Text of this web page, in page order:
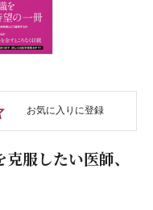
お気に入りに登録
服したい医師、